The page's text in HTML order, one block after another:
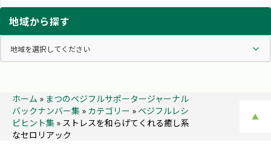
地域から探す
ホーム » まつのベジフルサポータージャーナル
バックナンバー集 » カテゴリー » ベジフルレシ
ピヒント集 » ストレスを和らげてくれる癒し系
なセロリアック
▲